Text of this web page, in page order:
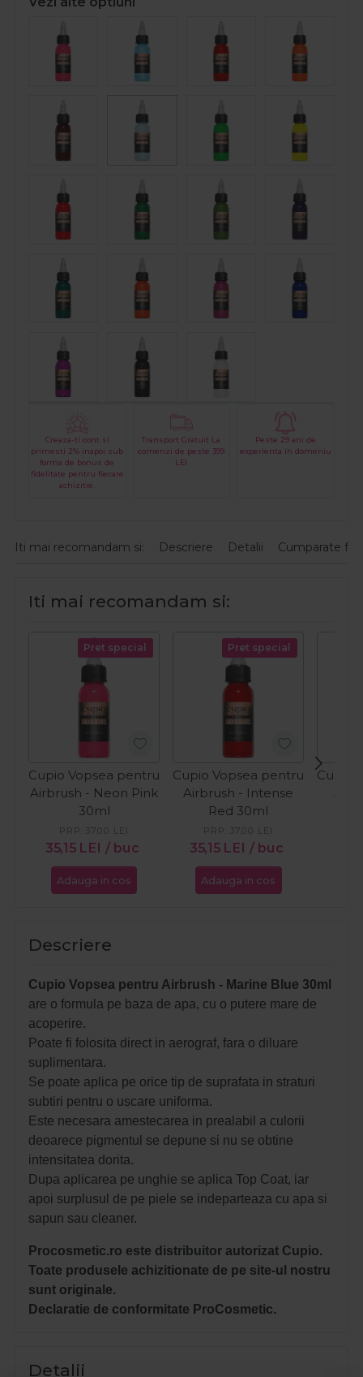
Creaza-ti cont si
primesti 2% inapoi sub
forma de bonus de
fidelitate pentru fiecare
achizitie.
Transport Gratuit La
comenzi de peste 399
LEI
Peste 29 ani de
experienta in domeniu
Iti mai recomandam si: Descriere Detalii Cumparate
Iti mai recomandam si:
Pret special
Cupio Vopsea pentru
Airbrush - Neon Pink
30ml
35,15 LEI / buc
PRP: 37,00 LEI
Adauga in cos
Pret special
Cupio Vopsea pentru
Airbrush - Intense
Red 30ml
35,15 LEI / buc
PRP: 37,00 LEI
Adauga in cos
Cupio
Descriere
Cupio Vopsea pentru Airbrush - Marine Blue 30ml
are o formula pe baza de apa, cu o putere mare de
acoperire.
Poate fi folosita direct in aerograf, fara o diluare
suplimentara.
Se poate aplica pe orice tip de suprafata in straturi
subtiri pentru o uscare uniforma.
Este necesara amestecarea in prealabil a culorii
deoarece pigmentul se depune si nu se obtine
intensitatea dorita.
Dupa aplicarea pe unghie se aplica Top Coat, iar
apoi surplusul de pe piele se indeparteaza cu apa si
sapun sau cleaner.
Procosmetic.ro este distribuitor autorizat Cupio.
Toate produsele achizitionate de pe site-ul nostru
sunt originale.
Declaratie de conformitate ProCosmetic.
Detalii